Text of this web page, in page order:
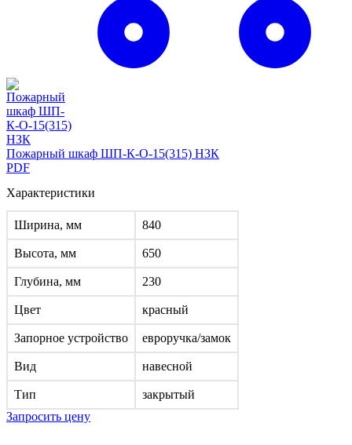
Пожарный шкаф ШП-К-О-15(315) НЗК
PDF
Характеристики
Ширина, мм 840
Высота, мм 650
Глубина, мм 230
Цвет красный
Запорное устройство евроручка/замок
Вид навесной
Тип
закрытый
Запросить цену